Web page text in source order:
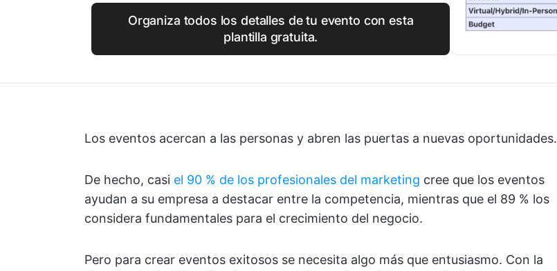
Organiza todos los detalles de tu evento con esta
plantilla gratuita.
Los eventos acercan a las personas y abren las puertas a nuevas oportunidades.
De hecho, casi el 90 % de los profesionales del marketing cree que los eventos
ayudan a su empresa a destacar entre la competencia, mientras que el 89 % los
considera fundamentales para el crecimiento del negocio.
Pero para crear eventos exitosos se necesita algo más que entusiasmo. Con la